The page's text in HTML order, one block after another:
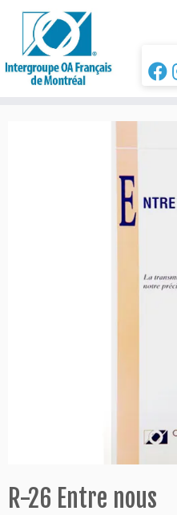
Passer
contenu
R-26 Entre nous